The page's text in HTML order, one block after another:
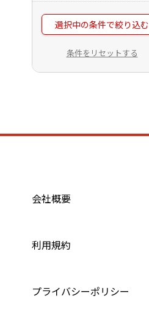
選択中の条件で絞り込む
条件をリセットする
会社概要
利用規約
プライバシーポリシー